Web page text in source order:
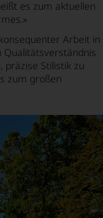
es zum aktuellen
Arbeit in
Qualitätsverständnis
präzise Stilistik zu
zum großen